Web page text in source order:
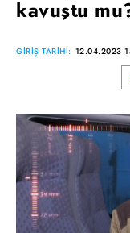
kavuştu
GİRİŞ TARİHİ: 12.04.2023